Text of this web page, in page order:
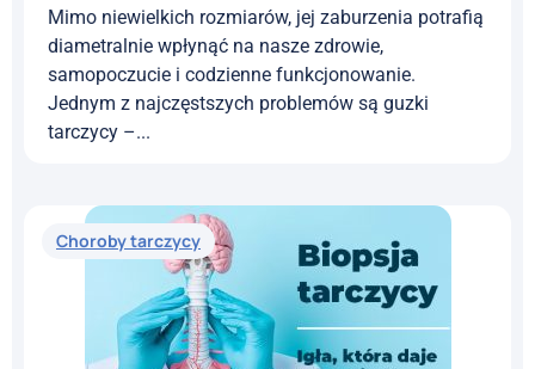
Mimo niewielkich rozmiarów, jej zaburzenia potrafią
diametralnie wpłynąć na nasze zdrowie,
samopoczucie i codzienne funkcjonowanie.
Jednym z najczęstszych problemów są guzki
tarczycy –...
Choroby tarczycy